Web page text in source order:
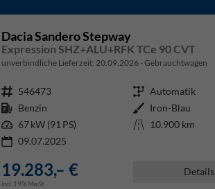
Dacia Sandero Stepway
Expression SHZ+ALU+RFK TCe 90 CVT
unverbindliche Lieferzeit: 20.09.2026 Gebrauchtwagen
Fahrzeugnr. 546473 Getriebe Automatik
Kraftstoff Benzin Außenfarbe Iron-Blau
Leistung 67 kW (91 PS) Kilometerstand 10.900 km
09.07.2025
19.283,– €
incl. 19% MwSt.
Details